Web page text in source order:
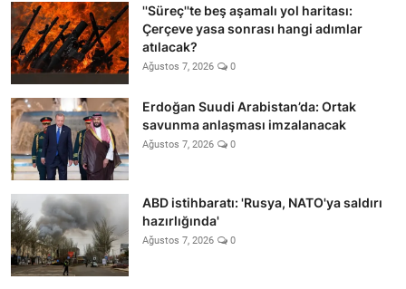
''Süreç''te beş aşamalı yol haritası:
Çerçeve yasa sonrası hangi adımlar
atılacak?
Ağustos 7, 2026 0
Erdoğan Suudi Arabistan’da: Ortak
savunma anlaşması imzalanacak
Ağustos 7, 2026 0
ABD istihbaratı: 'Rusya, NATO'ya saldırı
hazırlığında'
Ağustos 7, 2026 0